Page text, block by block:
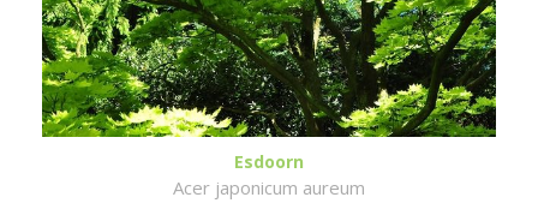
Esdoorn
Acer japonicum aureum